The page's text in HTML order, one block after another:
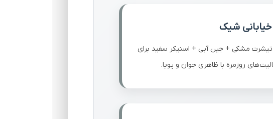
شیک
مشکی + جین آبی + اسنیکر سفید برای
روزمره با ظاهری جوان و پویا.